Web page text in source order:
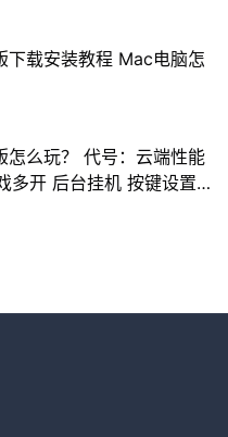
下载安装教程 Mac电脑怎
怎么玩？ 代号：云端性能
多开 后台挂机 按键设置